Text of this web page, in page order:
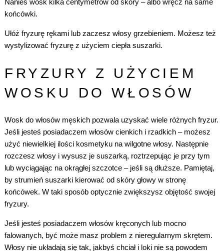
Nanieś wosk kilka centymetrów od skóry – albo wręcz na same
końcówki.
Ułóż fryzurę rękami lub zaczesz włosy grzebieniem. Możesz też
wystylizować fryzurę z użyciem ciepła suszarki.
FRYZURY Z UŻYCIEM
WOSKU DO WŁOSÓW
Wosk do włosów męskich pozwala uzyskać wiele różnych fryzur.
Jeśli jesteś posiadaczem włosów cienkich i rzadkich – możesz
użyć niewielkiej ilości kosmetyku na wilgotne włosy. Następnie
rozczesz włosy i wysusz je suszarką, roztrzepując je przy tym
lub wyciągając na okrągłej szczotce – jeśli są dłuższe. Pamiętaj,
by strumień suszarki kierować od skóry głowy w stronę
końcówek. W taki sposób optycznie zwiększysz objętość swojej
fryzury.
Jeśli jesteś posiadaczem włosów kręconych lub mocno
falowanych, być może masz problem z nieregularnym skrętem.
Włosy nie układają się tak, jakbyś chciał i loki nie są powodem